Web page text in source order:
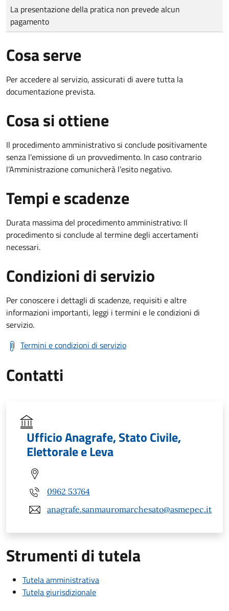
Tipo di pagamento
Importo
La presentazione della pratica non prevede alcun
pagamento
Cosa serve
Per accedere al servizio, assicurati di avere tutta la
documentazione prevista.
Cosa si ottiene
Il procedimento amministrativo si conclude positivamente
senza l’emissione di un provvedimento. In caso contrario
l’Amministrazione comunicherà l’esito negativo.
Tempi e scadenze
Durata massima del procedimento amministrativo: Il
procedimento si conclude al termine degli accertamenti
necessari.
Condizioni di servizio
Per conoscere i dettagli di scadenze, requisiti e altre
informazioni importanti, leggi i termini e le condizioni di
servizio.
Termini e condizioni di servizio
Contatti
Ufficio Anagrafe, Stato Civile,
Elettorale e Leva
0962 53764
anagrafe.sanmauromarchesato@asmepec.it
Strumenti di tutela
Tutela amministrativa
Tutela giurisdizionale